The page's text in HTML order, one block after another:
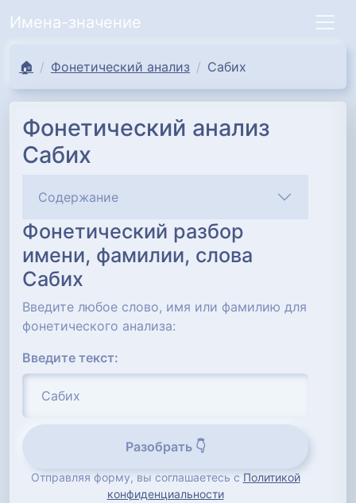
Имена-значение
🏠 Фонетический анализ Сабих
Фонетический анализ
Сабих
Содержание
Фонетический разбор
имени, фамилии, слова
Сабих
Введите любое слово, имя или фамилию для
фонетического анализа:
Введите текст:
Разобрать 👇
Отправляя форму, вы соглашаетесь с Политикой
конфиденциальности